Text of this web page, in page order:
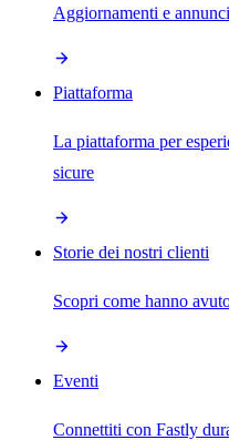
Aggiornamenti e
Piattaforma
La piattaforma per
sicure
Storie dei nostri clienti
Scopri come hanno
Eventi
Connettiti con Fastly